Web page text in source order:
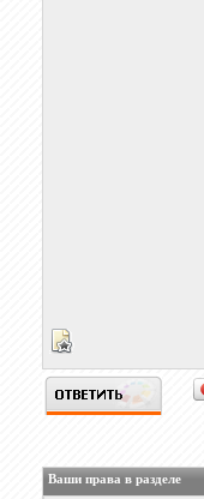
Ваши права в разделе